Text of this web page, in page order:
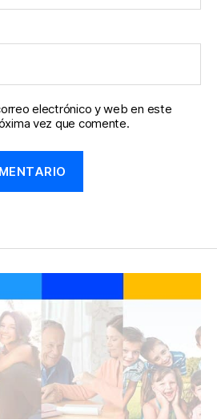
electrónico y web en este
vez que comente.